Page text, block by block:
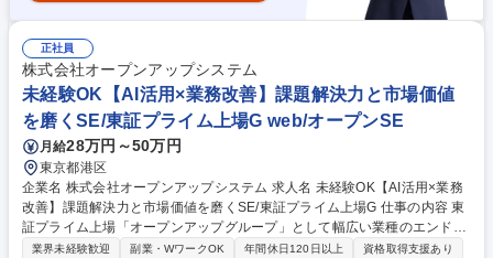
正社員
株式会社オープンアップシステム
未経験OK【AI活用×業務改善】課題解決力と市場価値
を磨くSE/東証プライム上場G web/オープンSE
月給28万円～50万円
東京都港区
企業名 株式会社オープンアップシステム 求人名 未経験OK【AI活用×業務
改善】課題解決力と市場価値を磨くSE/東証プライム上場G 仕事の内容 東
証プライム上場「オープンアップグループ」として幅広い業種のエンドユ
ーザーや大手SIerと長期にわたる取引のある当社で、AIを利用した業務改
業界未経験歓迎 副業・WワークOK 年間休日120日以上
資格取得支援あり